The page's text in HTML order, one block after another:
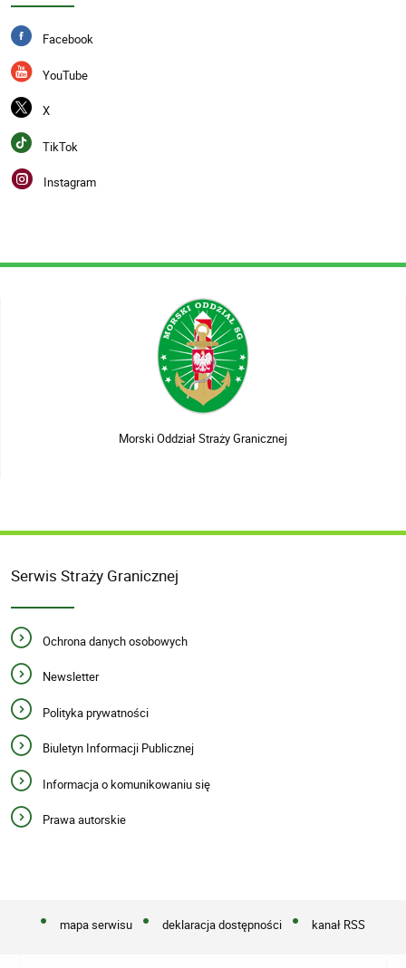
Facebook
YouTube
X
TikTok
Instagram
Morski Oddział Straży Granicznej
Serwis Straży Granicznej
Ochrona danych osobowych
Newsletter
Polityka prywatności
Biuletyn Informacji Publicznej
Informacja o komunikowaniu się
Prawa autorskie
mapa serwisu deklaracja dostępności kanał RSS